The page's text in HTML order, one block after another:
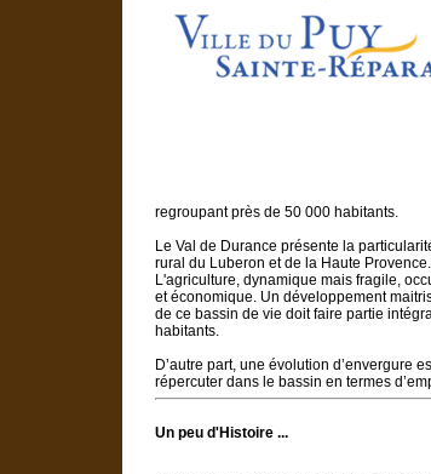
regroupant près de 50 000 habitants.
Le Val de Durance présente la
rural du Luberon et de la Haute
L'agriculture, dynamique mais fragile,
et économique. Un développement
de ce bassin de vie doit faire partie
habitants.
D’autre part, une évolution d’envergure
répercuter dans le bassin en termes
Un peu d'Histoire ...